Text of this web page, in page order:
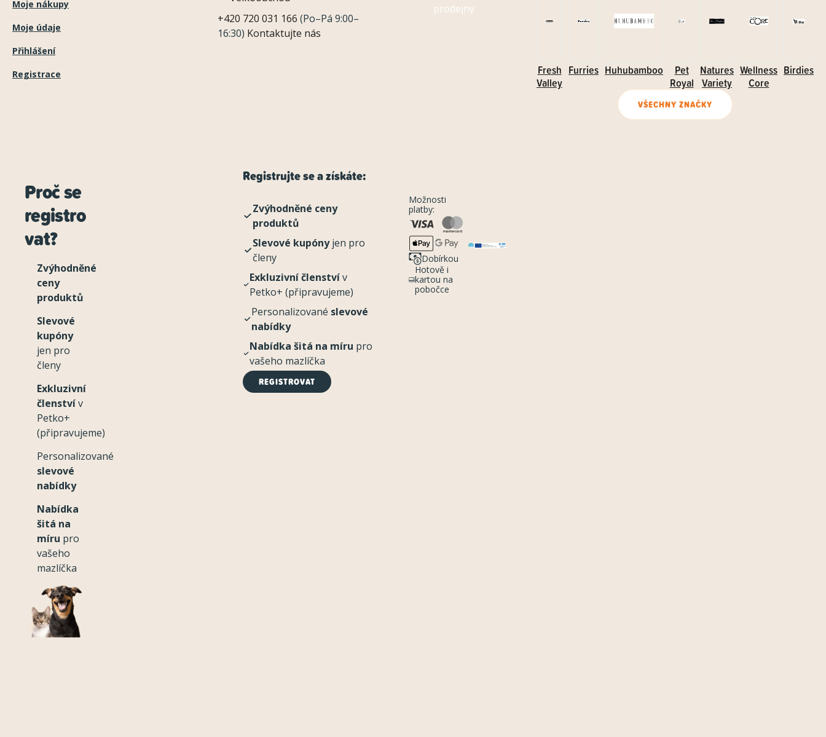
Moje nákupy
Moje údaje
Přihlášení
Registrace
+420 720 031 166 (Po–Pá 9:00–
16:30) Kontaktujte nás
prodejny
Fresh
Valley
Furries Huhubamboo
Pet
Royal
Natures
Variety
Wellness
Core
Birdies
VŠECHNY ZNAČKY
Proč se
registro
vat?
Zvýhodněné
ceny
produktů
Slevové
kupóny
jen pro
členy
Exkluzivní
členstvív
Petko+
(připravujeme)
Personalizované
slevové
nabídky
Nabídka
šitá na
míru pro
vašeho
mazlíčka
Registrujte se a získáte:
Zvýhodněné ceny
produktů
Slevové kupónyjen pro
členy
Exkluzivní členstvív
Petko+ (připravujeme)
Personalizované slevové
nabídky
Nabídka šitá na míru pro
vašeho mazlíčka
REGISTROVAT
Možnosti
platby:
Dobírkou
Hotově i
kartou na
pobočce